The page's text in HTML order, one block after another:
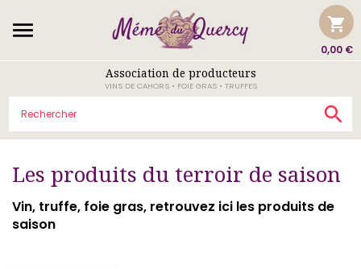
 shopping_cart
0,00 €
Association de producteurs
VINS DE CAHORS • FOIE GRAS • TRUFFES

Les produits du terroir de saison
Vin, truffe, foie gras, retrouvez ici les produits de
saison